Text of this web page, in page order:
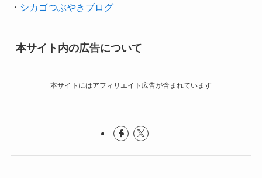
・ シカゴつぶやきブログ
本サイト内の広告について
本サイトにはアフィリエイト広告が含まれています